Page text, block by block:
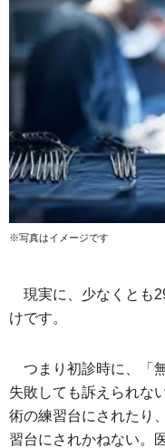
※写真はイメージです
現実に、少なくとも
けです。
つまり初診時に、「
失敗しても訴えられな
術の練習台にされたり
習台にされかねない。